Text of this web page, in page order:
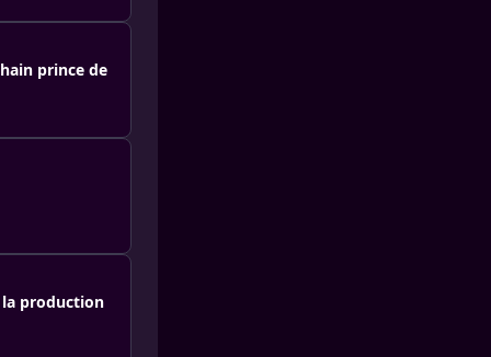
prince de
la production